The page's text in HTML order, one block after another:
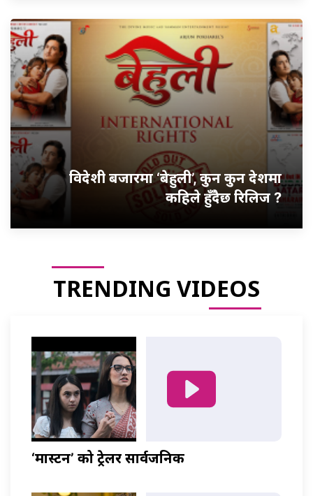
विदेशी बजारमा ‘बेहुली’, कुन कुन देशमा
कहिले हुँदैछ रिलिज ?
TRENDING VIDEOS
‘मास्टर्नी’ को ट्रेलर सार्वजनिक